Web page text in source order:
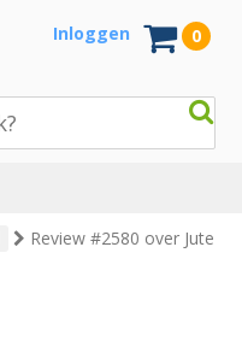
Inloggen 0
Review #2580 over Jute